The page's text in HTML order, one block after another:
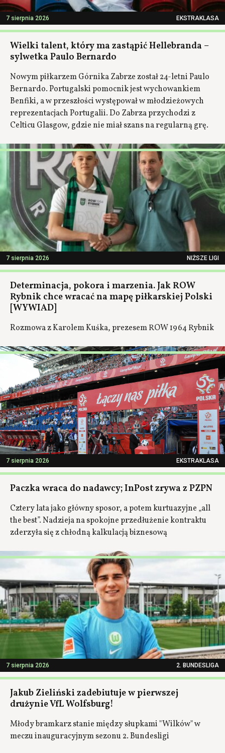
7 sierpnia 2026 EKSTRAKLASA
Wielki talent, który ma zastąpić Hellebranda –
sylwetka Paulo Bernardo
Nowym piłkarzem Górnika Zabrze został 24-letni Paulo
Bernardo. Portugalski pomocnik jest wychowankiem
Benfiki, a w przeszłości występował w młodzieżowych
reprezentacjach Portugalii. Do Zabrza przychodzi z
Celticu Glasgow, gdzie nie miał szans na regularną grę.
7 sierpnia 2026 NIŻSZE LIGI
Determinacja, pokora i marzenia. Jak ROW
Rybnik chce wracać na mapę piłkarskiej Polski
[WYWIAD]
Rozmowa z Karolem Kuśka, prezesem ROW 1964 Rybnik
7 sierpnia 2026 EKSTRAKLASA
Paczka wraca do nadawcy; InPost zrywa z PZPN
Cztery lata jako główny sposor, a potem kurtuazyjne „all
the best”. Nadzieja na spokojne przedłużenie kontraktu
zderzyła się z chłodną kalkulacją biznesową
7 sierpnia 2026 2. BUNDESLIGA
Jakub Zieliński zadebiutuje w pierwszej
drużynie VfL Wolfsburg!
Młody bramkarz stanie między słupkami "Wilków" w
meczu inauguracyjnym sezonu 2. Bundesligi